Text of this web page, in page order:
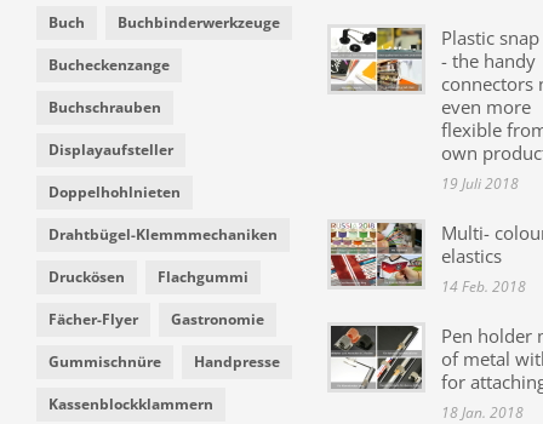
Buch Buchbinderwerkzeuge
Bucheckenzange
Buchschrauben
Displayaufsteller
Doppelhohlnieten
Drahtbügel-Klemmmechaniken
Druckösen Flachgummi
Fächer-Flyer Gastronomie
Gummischnüre Handpresse
Kassenblockklammern
Plastic
- the handy
connectors
even more
flexible
own
19 Juli 2018
Multi-
elastics
14 Feb. 2018
Pen holder
of metal
for
18 Jan. 2018